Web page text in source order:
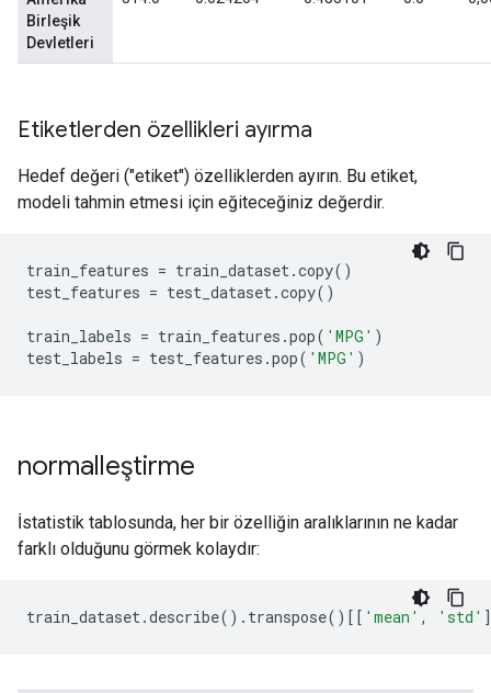
Etiketlerden özellikleri ayırma
Hedef değeri ("etiket") özelliklerden ayırın. Bu etiket,
modeli tahmin etmesi için eğiteceğiniz değerdir.
train_features = train_dataset.copy()
test_features = test_dataset.copy()
train_labels = train_features .pop( 'MPG' )
test_labels = test_features .pop( 'MPG' )
normalleştirme
İstatistik tablosunda, her bir özelliğin aralıklarının ne kadar
farklı olduğunu görmek kolaydır:
train_dataset.describe(). transpose()[[ 'mean' , 'std'